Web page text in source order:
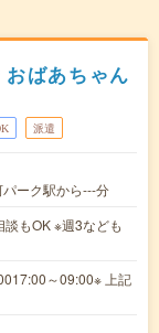
ばあちゃん
派遣
ーク駅から---分
もOK ※週3なども
～09:00※ 上記